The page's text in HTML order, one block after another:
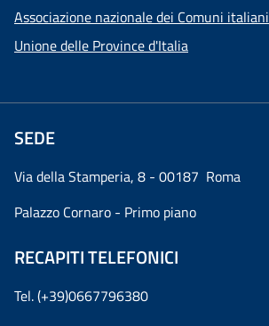
Associazione nazionale dei Comuni italiani
Unione delle Province d'Italia
SEDE
Via della Stamperia, 8 - 00187 Roma
Palazzo Cornaro - Primo piano
RECAPITI TELEFONICI
Tel. (+39)0667796380